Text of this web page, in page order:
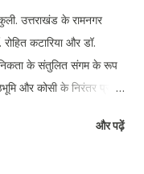
उत्तराखंड के रामनगर
कटारिया और डॉ.
के संतुलित संगम के रूप
और कोसी के निरंतर प्रवाह
पी.के. देवी एवं श्री
और पढ़ें